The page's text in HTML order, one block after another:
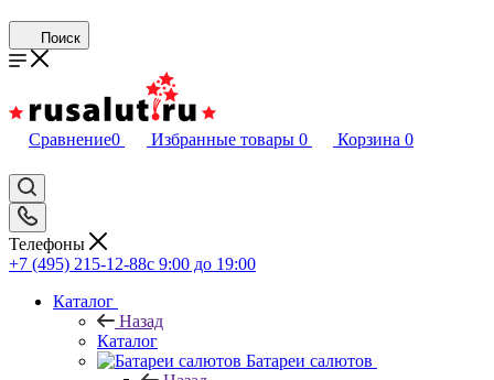
Поиск
Сравнение0 Избранные товары 0 Корзина 0
Телефоны
+7 (495) 215-12-88c 9:00 до 19:00
Каталог
Назад
Каталог
Батареи салютов